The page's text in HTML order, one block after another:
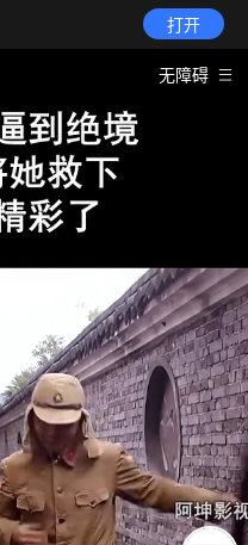
打开
无障碍